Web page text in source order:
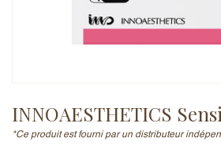
INNOAESTHETICS
*Ce produit est fourni par un distributeur
Ajouter un avis